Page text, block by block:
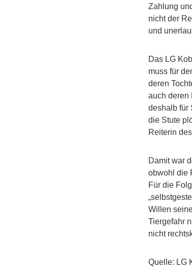
Zahlung
nicht der
und
Das LG
muss für
deren
auch deren
deshalb für
die Stute
Reiterin
Damit war
obwohl die
Für die
Willen
Tiergefahr
nicht
Quelle: LG